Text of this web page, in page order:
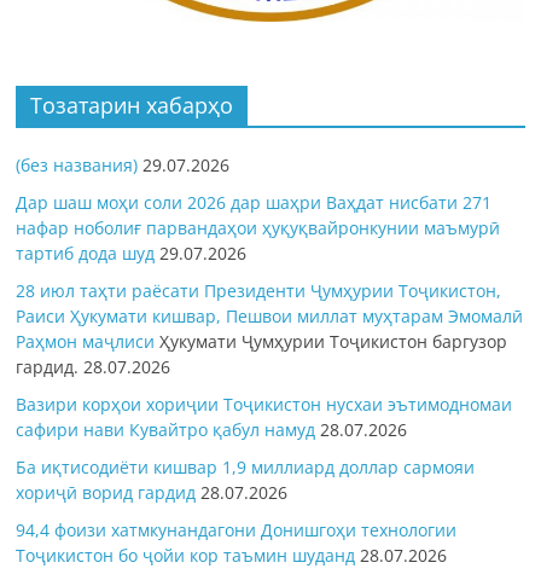
Тозатарин хабарҳо
(без названия) 29.07.2026
Дар шаш моҳи соли 2026 дар шаҳри Ваҳдат нисбати 271
нафар ноболиғ парвандаҳои ҳуқуқвайронкунии маъмурӣ
тартиб дода шуд 29.07.2026
28 июл таҳти раёсати Президенти Ҷумҳурии Тоҷикистон,
Раиси Ҳукумати кишвар, Пешвои миллат муҳтарам Эмомалӣ
Раҳмон маҷлисиҲукумати Ҷумҳурии Тоҷикистон баргузор
гардид.28.07.2026
Вазири корҳои хориҷии Тоҷикистон нусхаи эътимодномаи
сафири нави Кувайтро қабул намуд 28.07.2026
Ба иқтисодиёти кишвар 1,9 миллиард доллар сармояи
хориҷӣ ворид гардид 28.07.2026
94,4 фоизи хатмкунандагони Донишгоҳи технологии
Тоҷикистон бо ҷойи кор таъмин шуданд 28.07.2026